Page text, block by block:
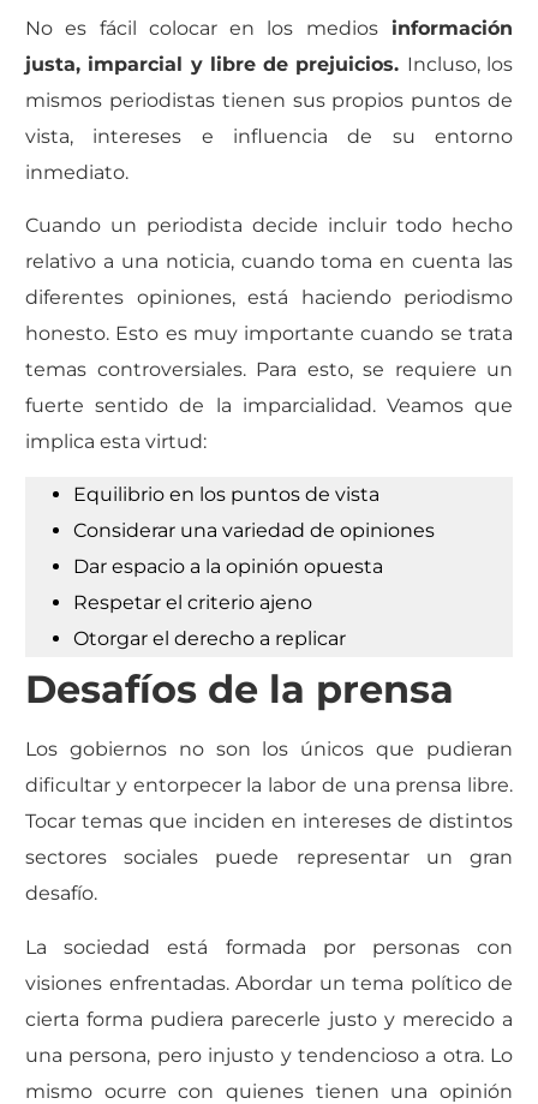
No es fácil colocar en los mediosinformación
justa, imparcial y libre de prejuicios. Incluso, los
mismos periodistas tienen sus propios puntos de
vista, intereses e influencia de su entorno
inmediato.
Cuando un periodista decide incluir todo hecho
relativo a una noticia, cuando toma en cuenta las
diferentes opiniones, está haciendo periodismo
honesto. Esto es muy importante cuando se trata
temas controversiales. Para esto, se requiere un
fuerte sentido de la imparcialidad. Veamos que
implica esta virtud:
Equilibrio en los puntos de vista
Considerar una variedad de opiniones
Dar espacio a la opinión opuesta
Respetar el criterio ajeno
Otorgar el derecho a replicar
Desafíos de la prensa
Los gobiernos no son los únicos que pudieran
dificultar y entorpecer la labor de una prensa libre.
Tocar temas que inciden en intereses de distintos
sectores sociales puede representar un gran
desafío.
La sociedad está formada por personas con
visiones enfrentadas. Abordar un tema político de
cierta forma pudiera parecerle justo y merecido a
una persona, pero injusto y tendencioso a otra. Lo
mismo ocurre con quienes tienen una opinión